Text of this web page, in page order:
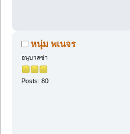
หนุ่ม พเนจร
อนุบาลซ่า
Posts: 80